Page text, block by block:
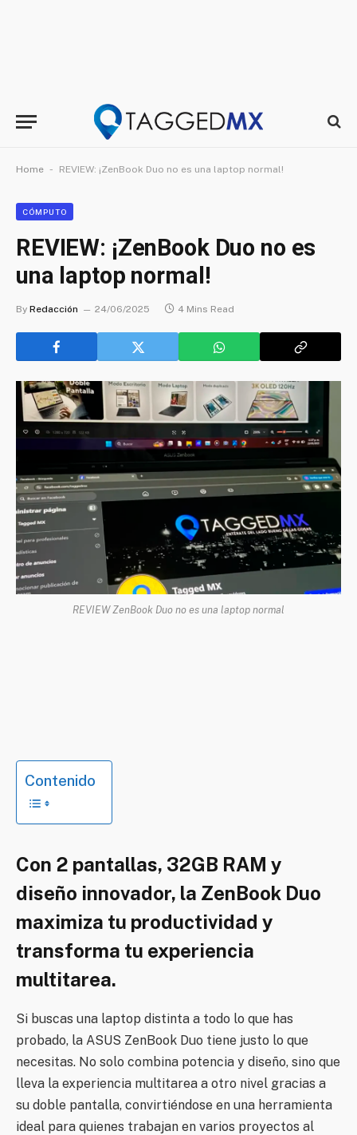
Home - REVIEW: ¡ZenBook Duo no es una laptop normal!
CÓMPUTO
REVIEW: ¡ZenBook Duo no es
una laptop normal!
By Redacción 24/06/2025 4 Mins Read
REVIEW ZenBook Duo no es una laptop normal
Contenido
Con 2 pantallas, 32GB RAM y
diseño innovador, la ZenBook Duo
maximiza tu productividad y
transforma tu experiencia
multitarea.
Si buscas una laptop distinta a todo lo que has
probado, la ASUS ZenBook Duo tiene justo lo que
necesitas. No solo combina potencia y diseño, sino que
lleva la experiencia multitarea a otro nivel gracias a
su doble pantalla, convirtiéndose en una herramienta
ideal para quienes trabajan en varios proyectos al